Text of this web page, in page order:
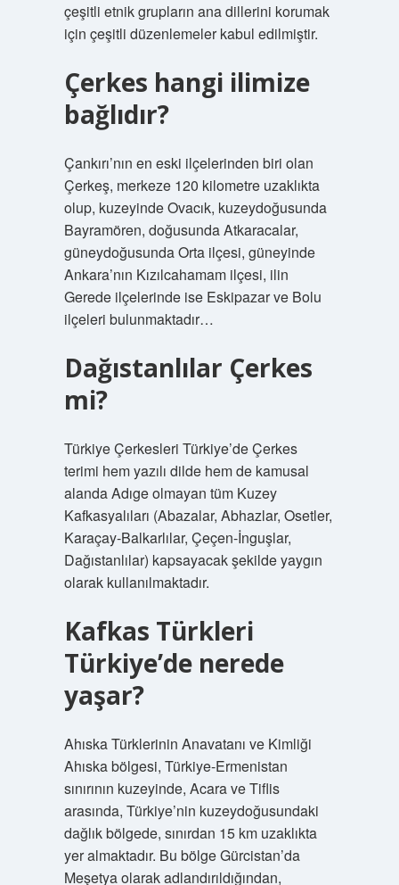
çeşitli etnik grupların ana dillerini korumak
için çeşitli düzenlemeler kabul edilmiştir.
Çerkes hangi ilimize
bağlıdır?
Çankırı’nın en eski ilçelerinden biri olan
Çerkeş, merkeze 120 kilometre uzaklıkta
olup, kuzeyinde Ovacık, kuzeydoğusunda
Bayramören, doğusunda Atkaracalar,
güneydoğusunda Orta ilçesi, güneyinde
Ankara’nın Kızılcahamam ilçesi, ilin
Gerede ilçelerinde ise Eskipazar ve Bolu
ilçeleri bulunmaktadır…
Dağıstanlılar Çerkes
mi?
Türkiye Çerkesleri Türkiye’de Çerkes
terimi hem yazılı dilde hem de kamusal
alanda Adıge olmayan tüm Kuzey
Kafkasyalıları (Abazalar, Abhazlar, Osetler,
Karaçay-Balkarlılar, Çeçen-İnguşlar,
Dağıstanlılar) kapsayacak şekilde yaygın
olarak kullanılmaktadır.
Kafkas Türkleri
Türkiye’de nerede
yaşar?
Ahıska Türklerinin Anavatanı ve Kimliği
Ahıska bölgesi, Türkiye-Ermenistan
sınırının kuzeyinde, Acara ve Tiflis
arasında, Türkiye’nin kuzeydoğusundaki
dağlık bölgede, sınırdan 15 km uzaklıkta
yer almaktadır. Bu bölge Gürcistan’da
Meşetya olarak adlandırıldığından,